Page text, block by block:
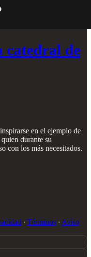
catedral de
en el ejemplo de
durante su
con los más necesitados.
∙ Términos ∙ Aviso